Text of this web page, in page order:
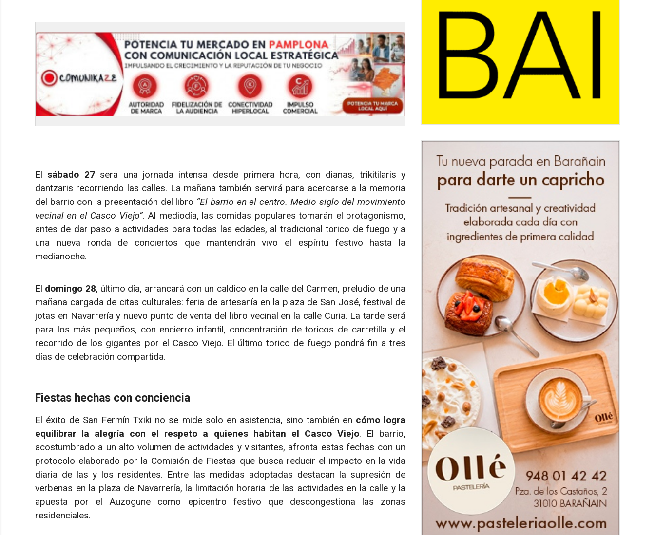
El sábado 27será una jornada intensa desde primera hora, con dianas, trikitilaris y
dantzaris recorriendo las calles. La mañana también servirá para acercarse a la memoria
del barrio con la presentación del libro “El barrio en el centro. Medio siglo del movimiento
vecinal en el Casco Viejo”. Al mediodía, las comidas populares tomarán el protagonismo,
antes de dar paso a actividades para todas las edades, al tradicional torico de fuego y a
una nueva ronda de conciertos que mantendrán vivo el espíritu festivo hasta la
medianoche.
El domingo 28, último día, arrancará con un caldico en la calle del Carmen, preludio de una
mañana cargada de citas culturales: feria de artesanía en la plaza de San José, festival de
jotas en Navarrería y nuevo punto de venta del libro vecinal en la calle Curia. La tarde será
para los más pequeños, con encierro infantil, concentración de toricos de carretilla y el
recorrido de los gigantes por el Casco Viejo. El último torico de fuego pondrá fin a tres
días de celebración compartida.
Fiestas hechas con conciencia
El éxito de San Fermín Txiki no se mide solo en asistencia, sino también en cómo logra
equilibrar la alegría con el respeto a quienes habitan el Casco Viejo. El barrio,
acostumbrado a un alto volumen de actividades y visitantes, afronta estas fechas con un
protocolo elaborado por la Comisión de Fiestas que busca reducir el impacto en la vida
diaria de las y los residentes. Entre las medidas adoptadas destacan la supresión de
verbenas en la plaza de Navarrería, la limitación horaria de las actividades en la calle y la
apuesta por el Auzogune como epicentro festivo que descongestiona las zonas
residenciales.